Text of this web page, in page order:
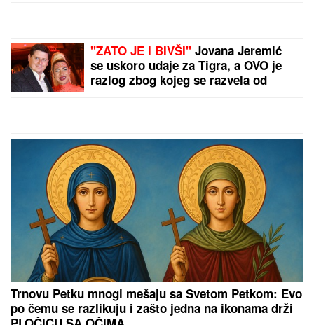
POLICIJA STIGLA U TRŽNI CENTAR ZBOG
SUPRUGE SERGEJA TRIFUNOVIĆASaznajemo:
Obezbeđenje hitno reagovalo zbog SUMNJE NA
KRAĐU, pa joj pisali krivičnu prijavu
otkrila sve o njihovom odnosu
NAŠ GLUMAC (65) OŽENIO 32
GODINE MLAĐU KOLEGINICU
Upoznala ga dok je bila na fakultetu,
a sada pokazala čime se bavi pored
glume